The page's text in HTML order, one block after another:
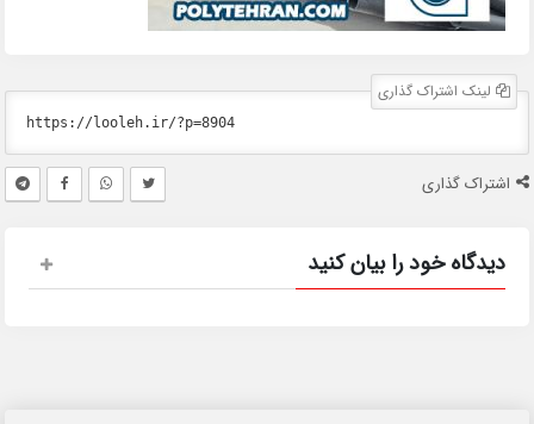
لینک اشتراک گذاری
اشتراک گذاری
دیدگاه خود را بیان کنید